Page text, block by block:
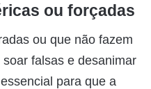
ou forçadas
ou que não fazem
falsas e desanimar
para que a